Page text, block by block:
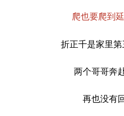
爬也要爬到
折正千是家里
两个哥哥奔
再也没有